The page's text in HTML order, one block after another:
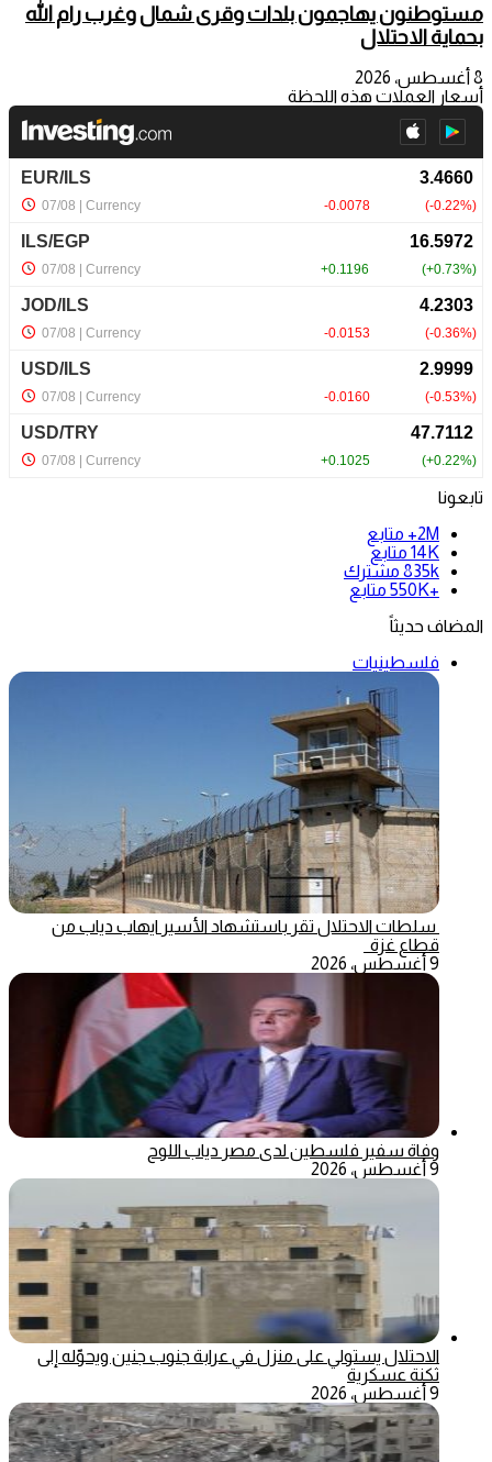
مستوطنون يهاجمون بلدات وقرى شمال وغرب رام الله
بحماية الاحتلال
8 أغسطس، 2026
أسعار العملات هذه اللحظة
تابعونا
2M+
متابع
14K متابع
835k مشترك
+550K
متابع
المضاف حديثاً
فلسطينيات
سلطات الاحتلال تقر باستشهاد الأسير ايهاب دياب من
قطاع غزة
9 أغسطس، 2026
وفاة سفير فلسطين لدى مصر دياب اللوح
9 أغسطس، 2026
الاحتلال يستولي على منزل في عرابة جنوب جنين ويحوّله إلى
ثكنة عسكرية
9 أغسطس، 2026